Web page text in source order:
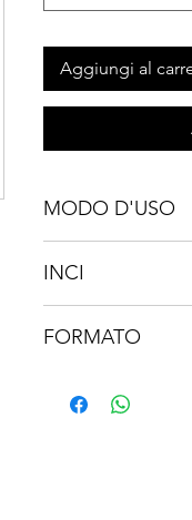
Aggiungi al
MODO D'USO
preferibilmente di
Per un trattamento
utilizzato di giorno
protezione altissima
INCI
Glycerin, Rosa
fruit extract,
FORMATO